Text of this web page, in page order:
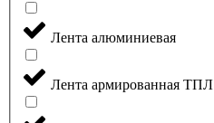
Лента алюминиевая
Лента армированная ТПЛ